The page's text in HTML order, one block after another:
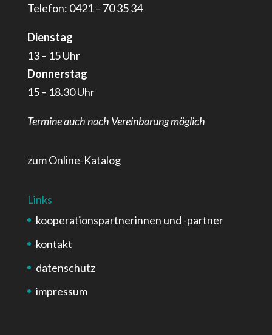
Telefon: 0421 – 70 35 34
Dienstag
13 – 15 Uhr
Donnerstag
15 – 18.30 Uhr
Termine auch nach Vereinbarung möglich
zum Online-Katalog
Links
kooperationspartnerinnen und -partner
kontakt
datenschutz
impressum